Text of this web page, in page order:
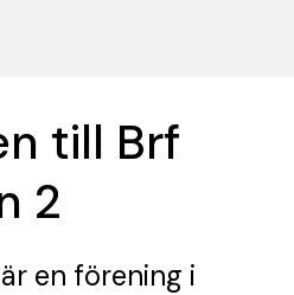
till Brf
2
är en förening i